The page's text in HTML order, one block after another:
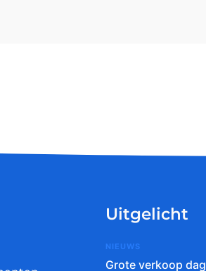
Uitgelicht
NIEUWS
Grote verkoop dag